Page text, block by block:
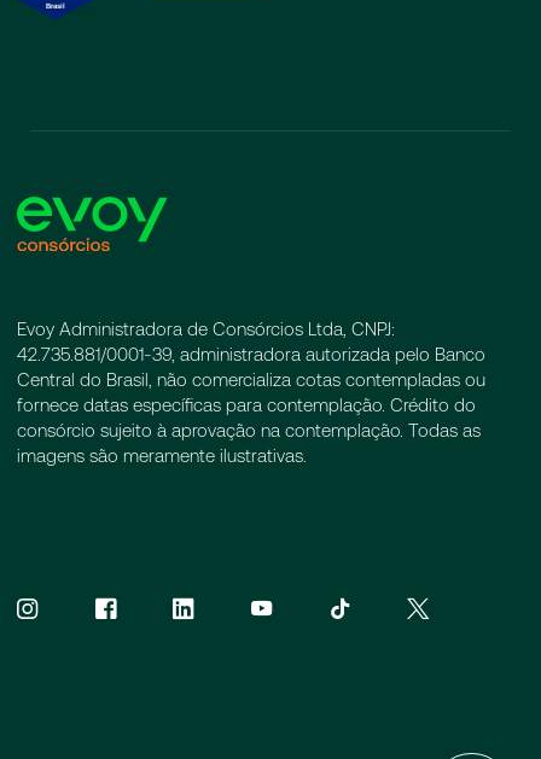
Evoy Administradora de Consórcios Ltda, CNPJ:
42.735.881/0001-39, administradora autorizada pelo Banco
Central do Brasil, não comercializa cotas contempladas ou
fornece datas específicas para contemplação. Crédito do
consórcio sujeito à aprovação na contemplação. Todas as
imagens são meramente ilustrativas.